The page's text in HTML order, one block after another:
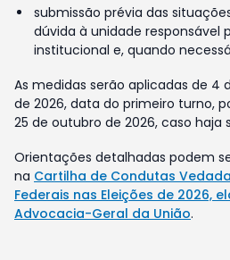
submissão prévia das
dúvida à unidade responsável
institucional e, quando
As medidas serão aplicadas de 4
de 2026, data do primeiro turno,
25 de outubro de 2026, caso haja
Orientações detalhadas podem
na Cartilha de Condutas
Federais nas Eleições de 2026,
Advocacia-Geral da União.